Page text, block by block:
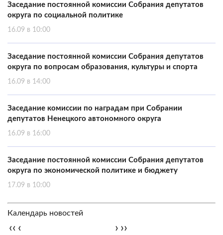
Заседание постоянной комиссии Собрания депутатов
округа по социальной политике
16.09 в 10:00
Заседание постоянной комиссии Собрания депутатов
округа по вопросам образования, культуры и спорта
16.09 в 14:00
Заседание комиссии по наградам при Собрании
депутатов Ненецкого автономного округа
16.09 в 16:00
Заседание постоянной комиссии Собрания депутатов
округа по экономической политике и бюджету
17.09 в 10:00
Календарь новостей
‹‹ ‹ › ››